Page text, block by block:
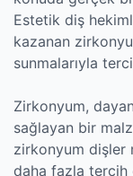
Estetik diş
kazanan
sunmalarıyla
Zirkonyum,
sağlayan bir
zirkonyum dişler
daha fazla tercih